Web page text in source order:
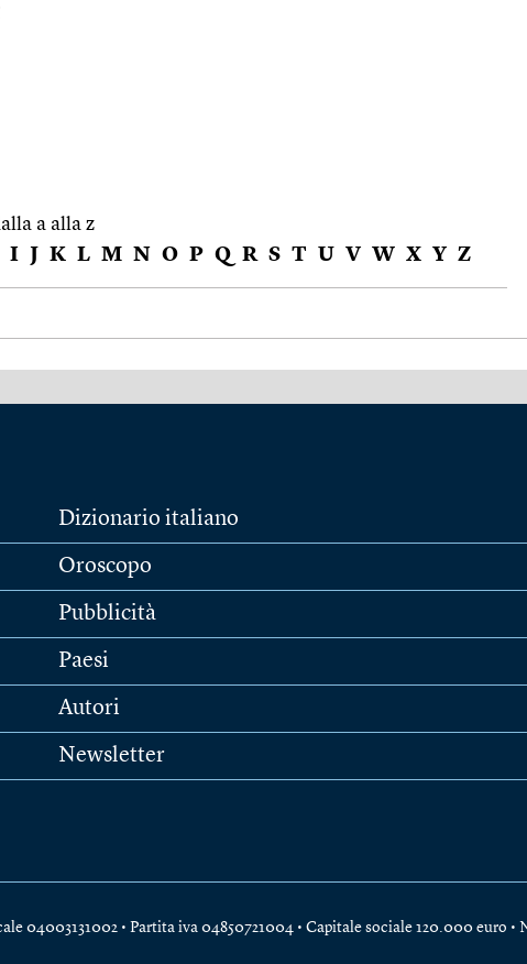
a alla z
I J K L M N O P Q R S T U V W X Y Z
Dizionario italiano
Oroscopo
Pubblicità
Paesi
Autori
Newsletter
04003131002 • Partita iva 04850721004 • Capitale sociale 120.000 euro •